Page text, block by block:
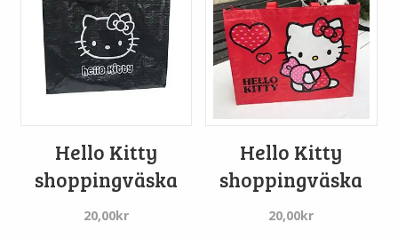
Hello Kitty
shoppingväska
20,00kr
Hello Kitty
shoppingväska
20,00kr